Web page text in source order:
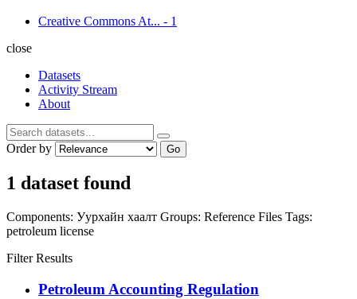
Creative Commons At... - 1
close
Datasets
Activity Stream
About
Order by Go
1 dataset found
Components: Уурхайн хаалт Groups: Reference Files Tags:
petroleum license
Filter Results
Petroleum Accounting Regulation